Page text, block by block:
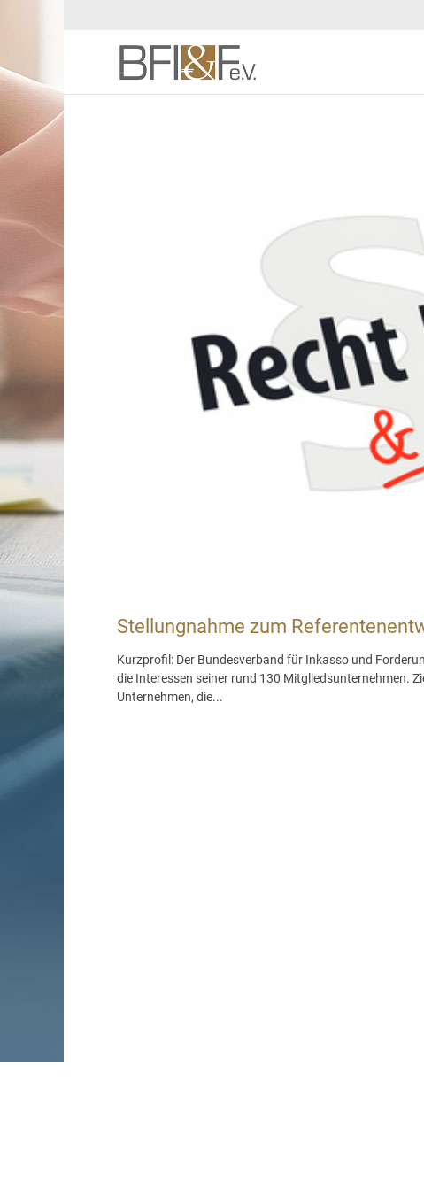
Stellungnahme zum
Kurzprofil: Der Bundesverband für Inkasso und
die Interessen seiner rund 130 Mitgliedsunternehmen.
Unternehmen, die...